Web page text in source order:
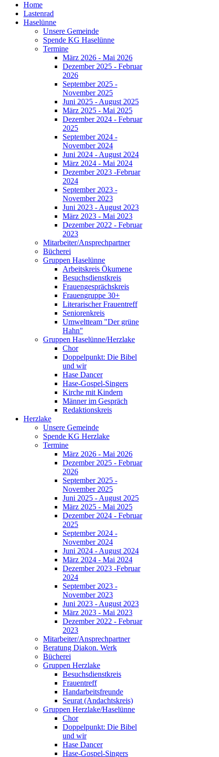
Home
Lastenrad
Haselünne
Unsere Gemeinde
Spende KG Haselünne
Termine
März 2026 - Mai 2026
Dezember 2025 - Februar
2026
September 2025 -
November 2025
Juni 2025 - August 2025
März 2025 - Mai 2025
Dezember 2024 - Februar
2025
September 2024 -
November 2024
Juni 2024 - August 2024
März 2024 - Mai 2024
Dezember 2023 -Februar
2024
September 2023 -
November 2023
Juni 2023 - August 2023
März 2023 - Mai 2023
Dezember 2022 - Februar
2023
Mitarbeiter/Ansprechpartner
Bücherei
Gruppen Haselünne
Arbeitskreis Ökumene
Besuchsdienstkreis
Frauengesprächskreis
Frauengruppe 30+
Literarischer Frauentreff
Seniorenkreis
Umweltteam "Der grüne
Hahn"
Gruppen Haselünne/Herzlake
Chor
Doppelpunkt: Die Bibel
und wir
Hase Dancer
Hase-Gospel-Singers
Kirche mit Kindern
Männer im Gespräch
Redaktionskreis
Herzlake
Unsere Gemeinde
Spende KG Herzlake
Termine
März 2026 - Mai 2026
Dezember 2025 - Februar
2026
September 2025 -
November 2025
Juni 2025 - August 2025
März 2025 - Mai 2025
Dezember 2024 - Februar
2025
September 2024 -
November 2024
Juni 2024 - August 2024
März 2024 - Mai 2024
Dezember 2023 -Februar
2024
September 2023 -
November 2023
Juni 2023 - August 2023
März 2023 - Mai 2023
Dezember 2022 - Februar
2023
Mitarbeiter/Ansprechpartner
Beratung Diakon. Werk
Bücherei
Gruppen Herzlake
Besuchsdienstkreis
Frauentreff
Handarbeitsfreunde
Seurat (Andachtskreis)
Gruppen Herzlake/Haselünne
Chor
Doppelpunkt: Die Bibel
und wir
Hase Dancer
Hase-Gospel-Singers